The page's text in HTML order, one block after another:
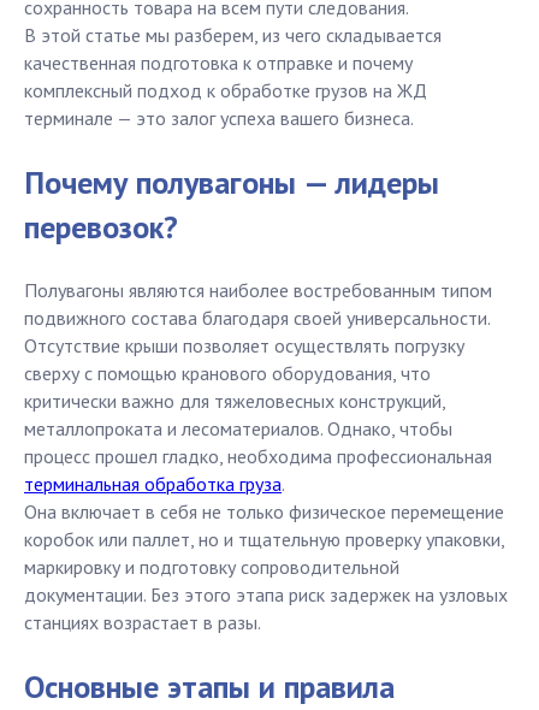
сохранность товара на всем пути следования.
В этой статье мы разберем, из чего складывается
качественная подготовка к отправке и почему
комплексный подход к обработке грузов на ЖД
терминале — это залог успеха вашего бизнеса.
Почему полувагоны — лидеры
перевозок?
Полувагоны являются наиболее востребованным типом
подвижного состава благодаря своей универсальности.
Отсутствие крыши позволяет осуществлять погрузку
сверху с помощью кранового оборудования, что
критически важно для тяжеловесных конструкций,
металлопроката и лесоматериалов. Однако, чтобы
процесс прошел гладко, необходима профессиональная
терминальная обработка груза.
Она включает в себя не только физическое перемещение
коробок или паллет, но и тщательную проверку упаковки,
маркировку и подготовку сопроводительной
документации. Без этого этапа риск задержек на узловых
станциях возрастает в разы.
Основные этапы и правила